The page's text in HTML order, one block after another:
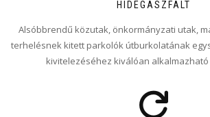
HIDEGASZFALT
Alsóbbrendű közutak, önkormányzati utak,
terhelésnek kitett parkolók útburkolatának
kivitelezéséhez kiválóan